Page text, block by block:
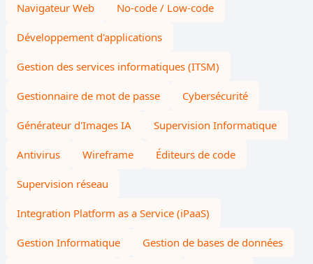
Navigateur Web No-code / Low-code
Développement d'applications
Gestion des services informatiques (ITSM)
Gestionnaire de mot de passe Cybersécurité
Générateur d'Images IA Supervision Informatique
Antivirus Wireframe Éditeurs de code
Supervision réseau
Integration Platform as a Service (iPaaS)
Gestion Informatique Gestion de bases de données